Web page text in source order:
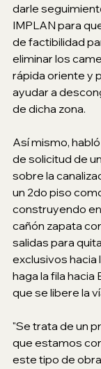
darle
IMPLAN para
de factibilidad
eliminar los
rápida oriente y
ayudar a
de dicha zona.
Así mismo,
de solicitud de
sobre la
un 2do piso
construyendo
cañón zapata
salidas para
exclusivos hacia
haga la fila hacia
que se libere la
"Se trata de un
que estamos
este tipo de